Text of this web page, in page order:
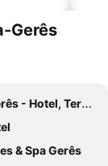
Gerês
Termas & Spa
& Spa Gerês